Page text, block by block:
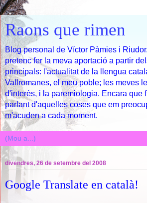
Raons que rimen
Blog personal de Víctor Pàmies i
pretenc fer la meva aportació a partir
principals: l'actualitat de la llengua
Vallromanes, el meu poble; les meves
d'interès, i la paremiologia. Encara que
parlant d'aquelles coses que em
m'acuden a cada moment.
divendres, 26 de setembre del 2008
Google Translate en català!